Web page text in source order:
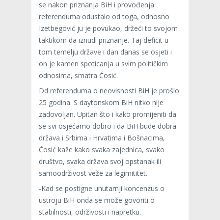
se nakon priznanja BiH i provođenja
referenduma odustalo od toga, odnosno
Izetbegović ju je povukao, držeći to svojom
taktikom da iznudi priznanje. Taj deficit u
tom temelju države i dan danas se osjeti i
on je kamen spoticanja u svim političkim
odnosima, smatra Ćosić.
Dd referenduma o neovisnosti BiH je prošlo
25 godina. S daytonskom BiH nitko nije
zadovoljan. Upitan što i kako promijeniti da
se svi osjećamo dobro i da BiH bude dobra
država i Srbima i Hrvatima i Bošnacima,
Ćosić kaže kako svaka zajednica, svako
društvo, svaka država svoj opstanak ili
samoodrživost veže za legimititet.
-Kad se postigne unutarnji koncenzus o
ustroju BiH onda se može govoriti o
stabilnosti, održivosti i napretku.